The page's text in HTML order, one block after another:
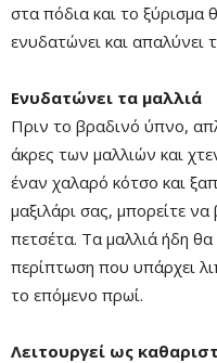
στα πόδια και το ξύρισμα
ενυδατώνει και απαλύνει
Ενυδατώνει τα μαλλιά
Πριν το βραδινό ύπνο,
άκρες των μαλλιών και
έναν χαλαρό κότσο και
μαξιλάρι σας, μπορείτε
πετσέτα. Τα μαλλιά ήδη
περίπτωση που υπάρχει
το επόμενο πρωί.
Λειτουργεί ως